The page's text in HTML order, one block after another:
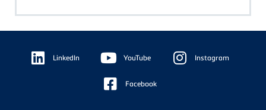
Floating
Sidebar LinkedIn YouTube Instagram
Facebook